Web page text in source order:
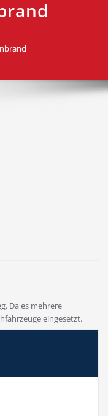
Da es mehrere
eingesetzt.